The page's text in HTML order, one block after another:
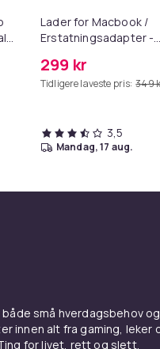
Lader for Macbook /
Erstatningsadapter -
299 kr
Tidligere laveste pris: 349
3,5
mandag, 17 aug.
små hverdagsbehov
innen alt fra gaming, leker
for livet, rett og slett.